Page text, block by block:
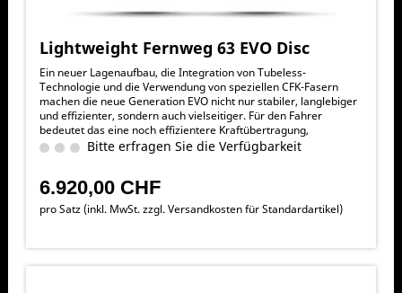
Lightweight Fernweg 63 EVO Disc
Ein neuer Lagenaufbau, die Integration von Tubeless-
Technologie und die Verwendung von speziellen CFK-Fasern
machen die neue Generation EVO nicht nur stabiler, langlebiger
und effizienter, sondern auch vielseitiger. Für den Fahrer
bedeutet das eine noch effizientere Kraftübertragung,
exzellentes Handling, verbesserte Rolleigenschaften, präzisere
und sicherere Bremsperformance und vor allem mehr Speed.
erhöht werden – lange Ausfahrten werden somit noch
effizienter.
Bitte erfragen Sie die Verfügbarkeit
6.920,00 CHF
pro Satz (inkl. MwSt. zzgl.Versandkosten für Standardartikel)